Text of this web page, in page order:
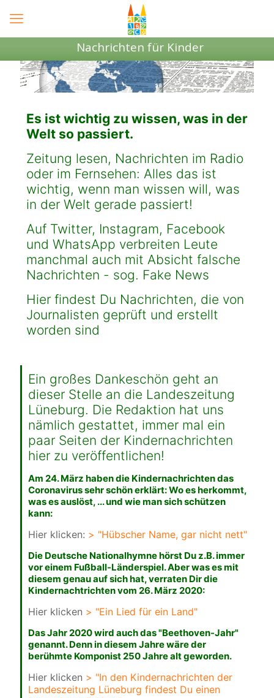
15 Jahre Förderverein - Der Sponsorenlauf
Nachrichten für Kinder
Es ist wichtig zu wissen, was in der
Welt so passiert.
Zeitung lesen, Nachrichten im Radio
oder im Fernsehen: Alles das ist
wichtig, wenn man wissen will, was
in der Welt gerade passiert!
Auf Twitter, Instagram, Facebook
und WhatsApp verbreiten Leute
manchmal auch mit Absicht falsche
Nachrichten - sog. Fake News
Hier findest Du Nachrichten, die von
Journalisten geprüft und erstellt
worden sind
Ein großes Dankeschön geht an
dieser Stelle an die Landeszeitung
Lüneburg. Die Redaktion hat uns
nämlich gestattet, immer mal ein
paar Seiten der Kindernachrichten
hier zu veröffentlichen!
Am 24. März haben die Kindernachrichten das
Coronavirus sehr schön erklärt: Wo es herkommt,
was es auslöst, ... und wie man sich schützen
kann:
Hier klicken: > "Hübscher Name, gar nicht nett"
Die Deutsche Nationalhymne hörst Du z.B. immer
vor einem Fußball-Länderspiel. Aber was es mit
diesem genau auf sich hat, verraten Dir die
Kindernachtrichten vom 26. März 2020:
Hier klicken > "Ein Lied für ein Land"
Das Jahr 2020 wird auch das "Beethoven-Jahr"
genannt. Denn in diesem Jahre wäre der
berühmte Komponist 250 Jahre alt geworden.
Hier klicken > "In den Kindernachrichten der
Landeszeitung Lüneburg findest Du einen